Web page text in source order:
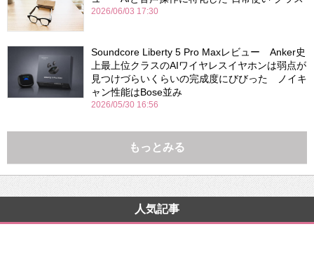
2026/06/03 17:30
Soundcore Liberty 5 Pro Maxレビュー Anker史
上最上位クラスのAIワイヤレスイヤホンは弱点が
見つけづらいくらいの完成度にびびった ノイキ
ャン性能はBose並み
2026/05/30 16:56
もっとみる
人気記事